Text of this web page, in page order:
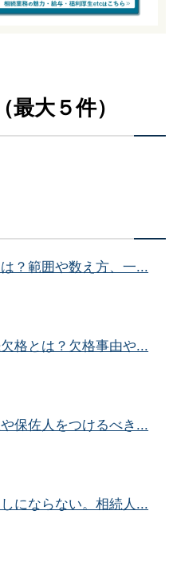
大５件）
は？範囲や数え方、一...
欠格とは？欠格事由や...
保佐人をつけるべき...
にならない。相続人...